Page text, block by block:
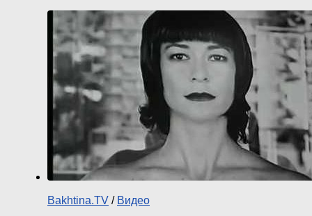
Bakhtina.TV / Видео